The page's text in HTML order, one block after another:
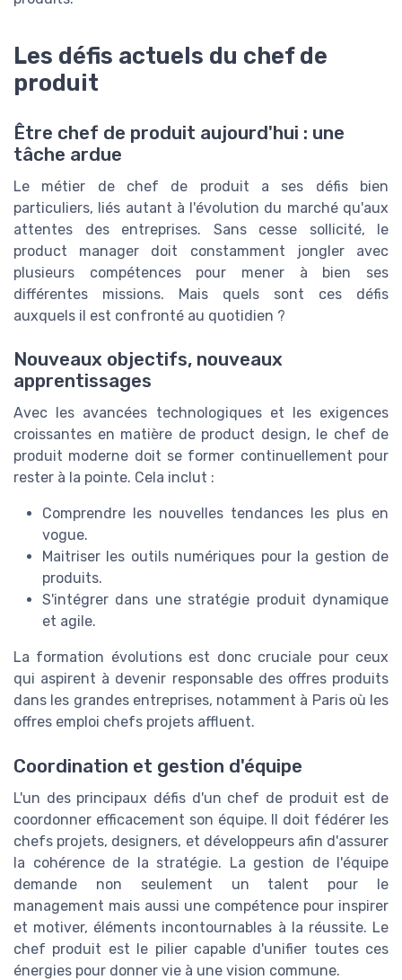
Les défis actuels du chef de
produit
Être chef de produit aujourd'hui : une
tâche ardue
Le métier de chef de produit a ses défis bien
particuliers, liés autant à l'évolution du marché qu'aux
attentes des entreprises. Sans cesse sollicité, le
product manager doit constamment jongler avec
plusieurs compétences pour mener à bien ses
différentes missions. Mais quels sont ces défis
auxquels il est confronté au quotidien ?
Nouveaux objectifs, nouveaux
apprentissages
Avec les avancées technologiques et les exigences
croissantes en matière de product design, le chef de
produit moderne doit se former continuellement pour
rester à la pointe. Cela inclut :
Comprendre les nouvelles tendances les plus en
vogue.
Maitriser les outils numériques pour la gestion de
produits.
S'intégrer dans une stratégie produit dynamique
et agile.
La formation évolutions est donc cruciale pour ceux
qui aspirent à devenir responsable des offres produits
dans les grandes entreprises, notamment à Paris où les
offres emploi chefs projets affluent.
Coordination et gestion d'équipe
L'un des principaux défis d'un chef de produit est de
coordonner efficacement son équipe. Il doit fédérer les
chefs projets, designers, et développeurs afin d'assurer
la cohérence de la stratégie. La gestion de l'équipe
demande non seulement un talent pour le
management mais aussi une compétence pour inspirer
et motiver, éléments incontournables à la réussite. Le
chef produit est le pilier capable d'unifier toutes ces
énergies pour donner vie à une vision commune.